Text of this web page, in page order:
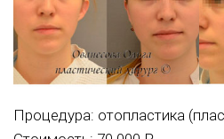
Процедура: отопластика